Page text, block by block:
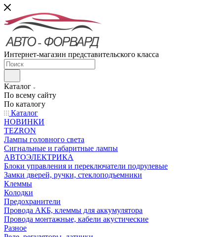
Интернет-магазин представительского класса
Каталог
По всему сайту
По каталогу
Каталог
НОВИНКИ
TEZRON
Лампы головного света
Сигнальные и габаритные лампы
АВТОЭЛЕКТРИКА
Блоки управления и переключатели подрулевые
Замки дверей, ручки, стеклоподъемники
Клеммы
Колодки
Предохранители
Провода АКБ, клеммы для аккумулятора
Провода монтажные, кабели акустические
Разное